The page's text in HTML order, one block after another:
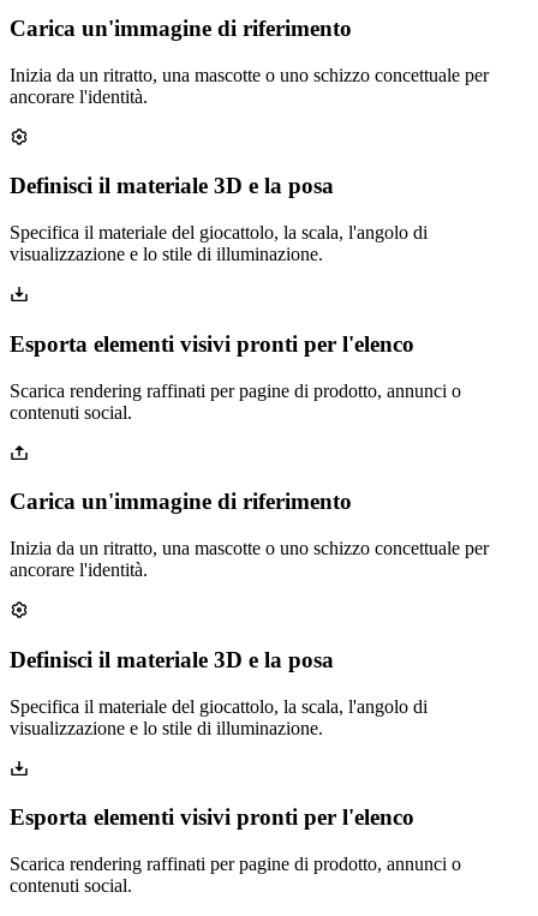
Carica un'immagine di riferimento
Inizia da un ritratto, una mascotte o uno schizzo concettuale per
ancorare l'identità.
Definisci il materiale 3D e la posa
Specifica il materiale del giocattolo, la scala, l'angolo di
visualizzazione e lo stile di illuminazione.
Esporta elementi visivi pronti per l'elenco
Scarica rendering raffinati per pagine di prodotto, annunci o
contenuti social.
Carica un'immagine di riferimento
Inizia da un ritratto, una mascotte o uno schizzo concettuale per
ancorare l'identità.
Definisci il materiale 3D e la posa
Specifica il materiale del giocattolo, la scala, l'angolo di
visualizzazione e lo stile di illuminazione.
Esporta elementi visivi pronti per l'elenco
Scarica rendering raffinati per pagine di prodotto, annunci o
contenuti social.